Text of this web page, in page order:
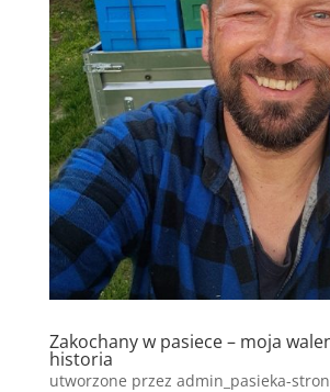
Zakochany w pasiece – moja
historia
utworzone przez admin_pasieka-